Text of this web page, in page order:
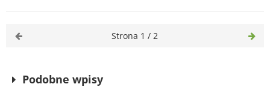
Strona 1 / 2
Podobne wpisy